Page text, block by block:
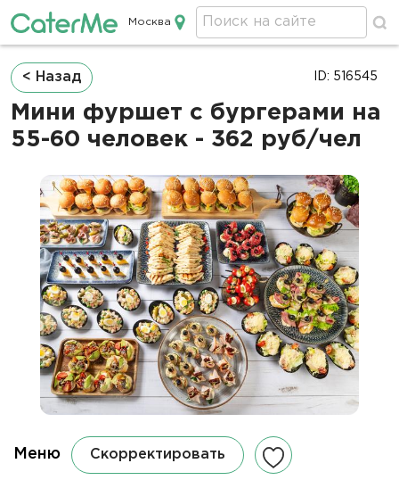
Кейтеринг в Москве
Москва
Строка
навигации
< Назад
Мини фуршет с бургерами на
55-60 человек - 362 руб/чел
ID: 516545
Меню Скорректировать